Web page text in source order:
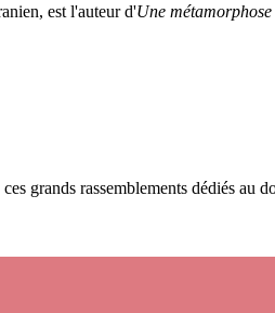
est l'auteur d'Une
grands rassemblements dédiés